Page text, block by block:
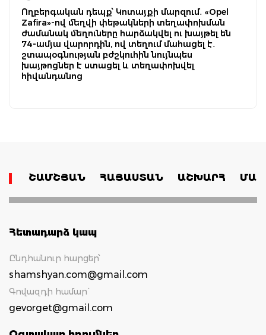
Ողբերգական դեպք՝ Կոտայքի մարզում․ «Opel
Zafira»-ով մեղվի փեթակների տեղափոխման
ժամանակ մեղուները հարձակվել ու խայթել են
74-ամյա վարորդին, ով տեղում մահացել է․
շտապօգնության բժշկուհին նույնպես
խայթոցներ է ստացել և տեղափոխվել
հիվանդանոց
ՇԱՄՇՅԱՆ ՀԱՅԱՍՏԱՆ ԱՇԽԱՐՀ
Հետադարձ կապ
Ընդհանուր հարցեր՝
shamshyan.com@gmail.com
Գովազդի համար`
gevorget@gmail.com